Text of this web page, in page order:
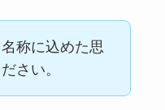
称に込めた思
さい。